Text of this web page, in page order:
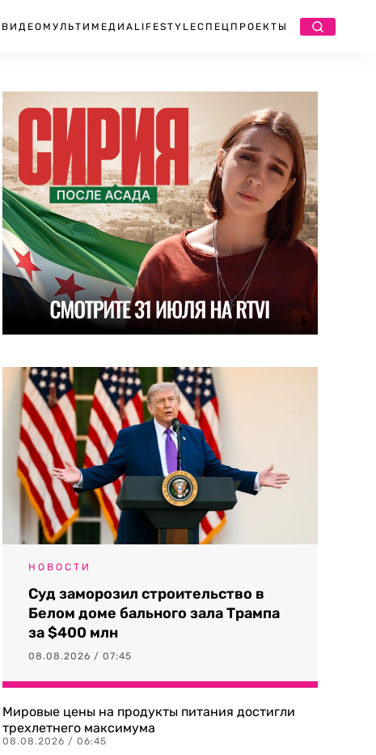
ВИДЕО МУЛЬТИМЕДИА LIFESTYLEСПЕЦПРОЕКТЫ
НОВОСТИ
Суд заморозил строительство в
Белом доме бального зала Трампа
за $400 млн
08.08.2026 / 07:45
Мировые цены на продукты питания достигли
трехлетнего максимума
08.08.2026 / 06:45